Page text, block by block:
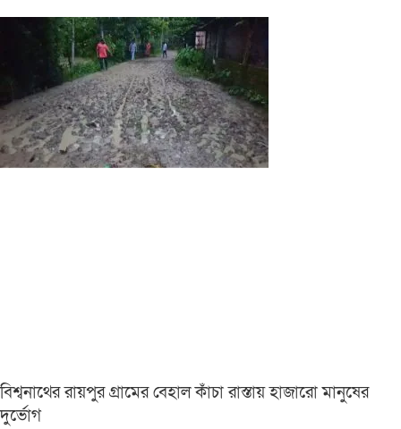
বিশ্বনাথের রায়পুর গ্রামের বেহাল কাঁচা রাস্তায় হাজারো মানুষের
দুর্ভোগ